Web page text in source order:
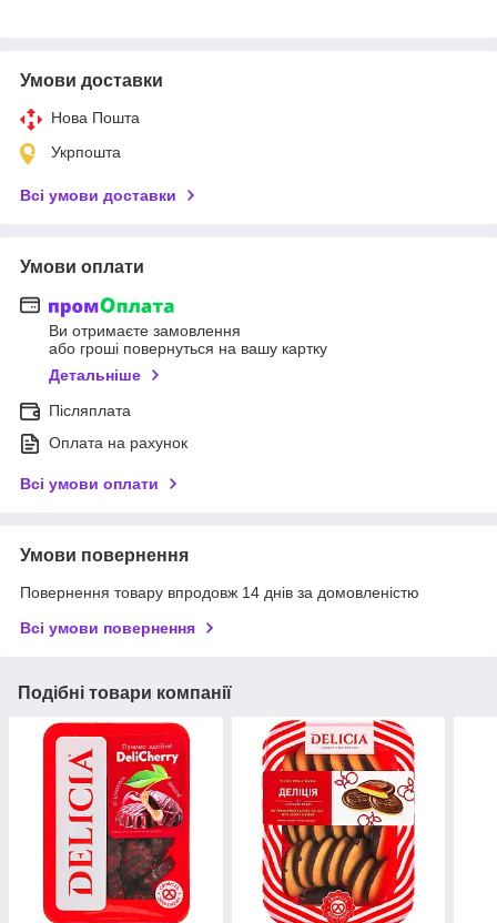
Умови доставки
Нова Пошта
Укрпошта
Всі умови доставки
Умови оплати
Ви отримаєте замовлення
або гроші повернуться на вашу картку
Детальніше
Післяплата
Оплата на рахунок
Всі умови оплати
Умови повернення
Повернення товару впродовж 14 днів за домовленістю
Всі умови повернення
Подібні товари компанії